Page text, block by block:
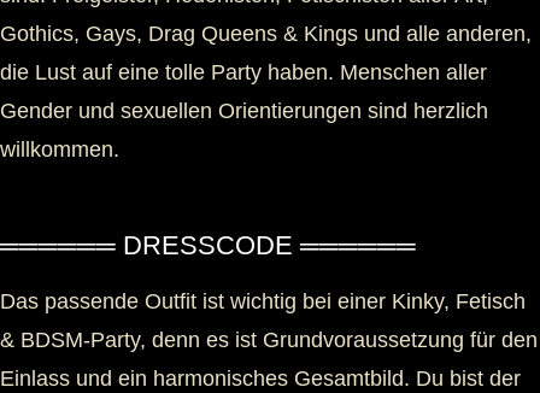
Gothics, Gays, Drag Queens & Kings und alle anderen,
die Lust auf eine tolle Party haben. Menschen aller
Gender und sexuellen Orientierungen sind herzlich
willkommen.
══════ DRESSCODE ══════
Das passende Outfit ist wichtig bei einer Kinky, Fetisch
& BDSM-Party, denn es ist Grundvoraussetzung für den
Einlass und ein harmonisches Gesamtbild. Du bist der